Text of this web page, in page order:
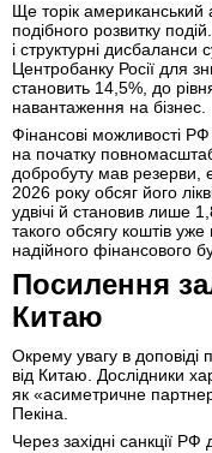
Ще торік американський
подібного розвитку
і структурні
Центробанку Росії для
становить 14,5%, до
навантаження на бізнес.
Фінансові можливості
на початку
добробуту мав резерви,
2026 року обсяг його
удвічі й становив лише
такого обсягу коштів
надійного фінансового
Посилення
Китаю
Окрему увагу в доповіді
від Китаю. Дослідники
як «асиметричне
Пекіна.
Через західні санкції